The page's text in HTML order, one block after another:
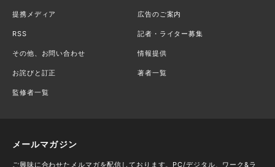
提携メディア 広告のご案内
RSS 記者・ライター募集
その他、お問い合わせ 情報提供
お詫びと訂正 著者一覧
監修者一覧
メールマガジン
ご興味に合わせたメルマガを配信しております。PC/デジタル、ワーク&ラ